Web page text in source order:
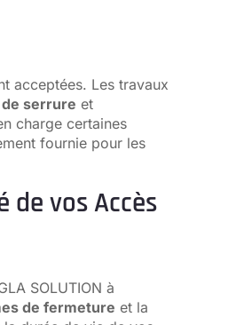
acceptées. Les travaux
serrure et
charge certaines
fournie pour les
de vos Accès
SOLUTION à
de fermeture et la